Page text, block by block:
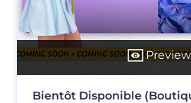
Preview
Bientôt Disponible